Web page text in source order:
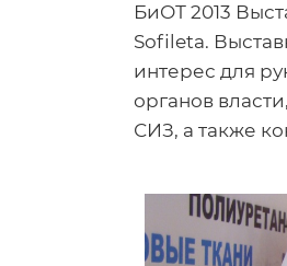
БиОТ 2013
Sofileta.
интерес для
органов
СИЗ, а также